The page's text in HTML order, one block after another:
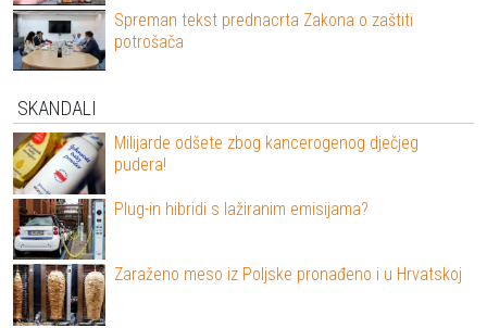
Spreman tekst prednacrta Zakona o zaštiti
potrošača
SKANDALI
Milijarde odšete zbog kancerogenog dječjeg
pudera!
Plug-in hibridi s lažiranim emisijama?
Zaraženo meso iz Poljske pronađeno i u Hrvatskoj